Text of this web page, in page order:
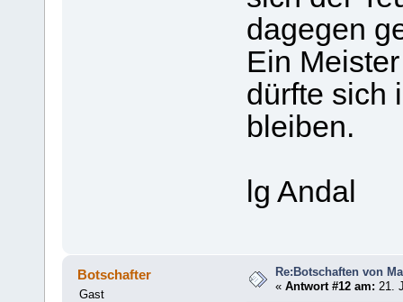
dagegen
Ein
dürfte sich
bleiben.
lg Andal
Botschafter
Gast
Re:Botschaften von
«Antwort #12 am: 21.